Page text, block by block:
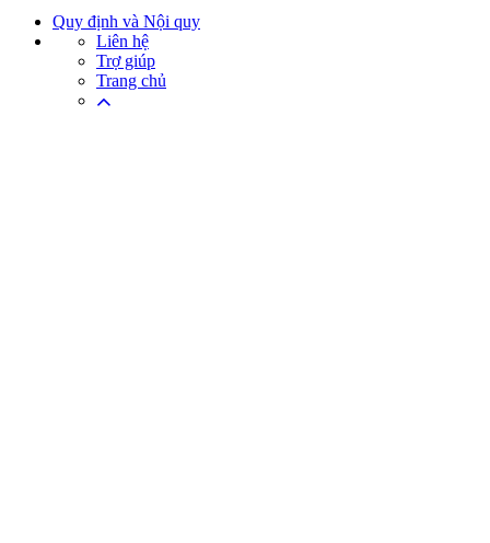
Quy định và Nội quy
Liên hệ
Trợ giúp
Trang chủ